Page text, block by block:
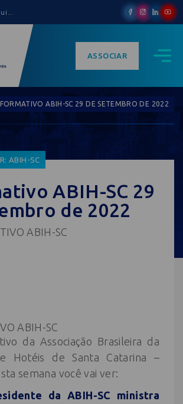
ASSOCIAR
ABIH-SC 29 DE SETEMBRO DE 2022
ABIH-SC
ABIH-SC 29
de 2022
ABIH-SC
da Associação Brasileira da
Hotéis de Santa Catarina –
semana você vai ver:
da ABIH-SC ministra